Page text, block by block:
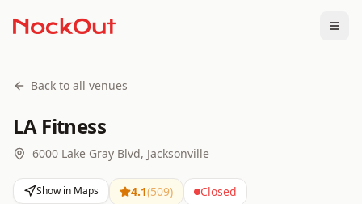
Back to all venues
LA Fitness
6000 Lake Gray Blvd, Jacksonville
Show in Maps 4.1(509) Closed